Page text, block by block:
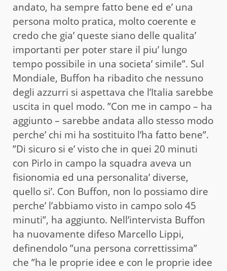
andato, ha sempre fatto bene ed e’ una
persona molto pratica, molto coerente e
credo che gia’ queste siano delle qualita’
importanti per poter stare il piu’ lungo
tempo possibile in una societa’ simile”. Sul
Mondiale, Buffon ha ribadito che nessuno
degli azzurri si aspettava che l’Italia sarebbe
uscita in quel modo. ”Con me in campo – ha
aggiunto – sarebbe andata allo stesso modo
perche’ chi mi ha sostituito l’ha fatto bene”.
”Di sicuro si e’ visto che in quei 20 minuti
con Pirlo in campo la squadra aveva un
fisionomia ed una personalita’ diverse,
quello si’. Con Buffon, non lo possiamo dire
perche’ l’abbiamo visto in campo solo 45
minuti”, ha aggiunto. Nell’intervista Buffon
ha nuovamente difeso Marcello Lippi,
definendolo ”una persona correttissima”
che ”ha le proprie idee e con le proprie idee